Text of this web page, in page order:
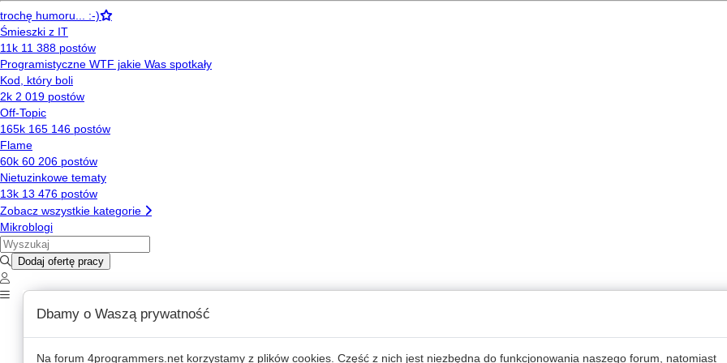
Dbamy o Waszą prywatność
Na forum 4programmers.net korzystamy z plików cookies. Część z nich jest niezbędna do funkcjonowania naszego forum, natomiast